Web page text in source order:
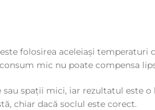
folosirea aceleiași
mic nu poate compensa
spații mici, iar rezultatul este
chiar dacă soclul este corect.